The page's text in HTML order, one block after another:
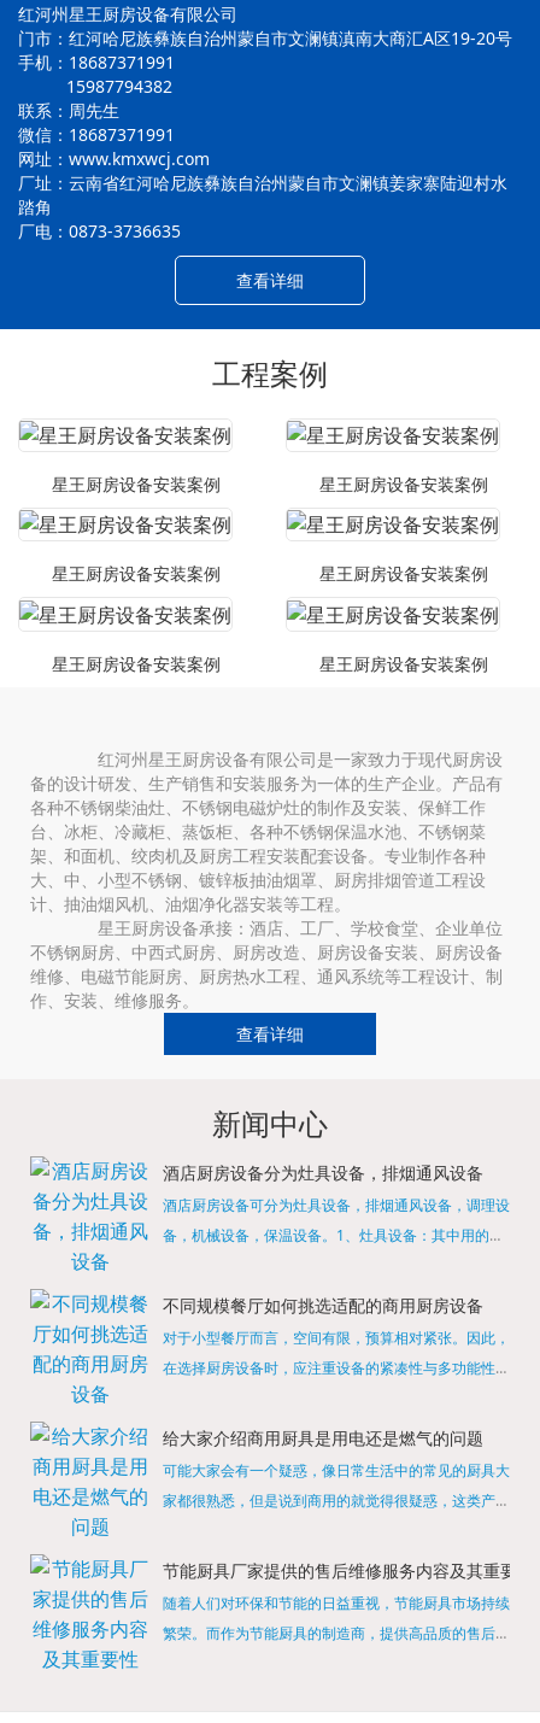
红河州星王厨房设备有限公司
门市：红河哈尼族彝族自治州蒙自市文澜镇滇南大商汇A区19-20号
手机：18687371991
15987794382
联系：周先生
微信：18687371991
网址：www.kmxwcj.com
厂址：云南省红河哈尼族彝族自治州蒙自市文澜镇姜家寨陆迎村水
踏角
厂电：0873-3736635
查看详细
工程案例
星王厨房设备安装案例 星王厨房设备安装案例
星王厨房设备安装案例 星王厨房设备安装案例
星王厨房设备安装案例 星王厨房设备安装案例
红河州星王厨房设备有限公司是一家致力于现代厨房设
备的设计研发、生产销售和安装服务为一体的生产企业。产品有
各种不锈钢柴油灶、不锈钢电磁炉灶的制作及安装、保鲜工作
台、冰柜、冷藏柜、蒸饭柜、各种不锈钢保温水池、不锈钢菜
架、和面机、绞肉机及厨房工程安装配套设备。专业制作各种
大、中、小型不锈钢、镀锌板抽油烟罩、厨房排烟管道工程设
计、抽油烟风机、油烟净化器安装等工程。
星王厨房设备承接：酒店、工厂、学校食堂、企业单位
不锈钢厨房、中西式厨房、厨房改造、厨房设备安装、厨房设备
维修、电磁节能厨房、厨房热水工程、通风系统等工程设计、制
作、安装、维修服务。
查看详细
新闻中心
酒店厨房设备分为灶具设备，排烟通风设备
酒店厨房设备可分为灶具设备，排烟通风设备，调理设
备，机械设备，保温设备。1、灶具设备：其中用的较
缺少的，经过相关检测证明的合格设备才能进行使用，
不同规模餐厅如何挑选适配的商用厨房设备
对于小型餐厅而言，空间有限，预算相对紧张。因此，
在选择厨房设备时，应注重设备的紧凑性与多功能性。
烹饪设备，既能节省空间，又能满足多样化的烹饪需
给大家介绍商用厨具是用电还是燃气的问题
可能大家会有一个疑惑，像日常生活中的常见的厨具大
家都很熟悉，但是说到商用的就觉得很疑惑，这类产品
店用的就是商用的吗?还真别说，真被大家猜对了，这
节能厨具厂家提供的售后维修服务内容及其重要性
随着人们对环保和节能的日益重视，节能厨具市场持续
繁荣。而作为节能厨具的制造商，提供高品质的售后维